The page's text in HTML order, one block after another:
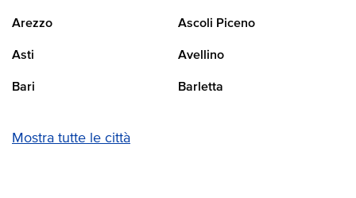
Arezzo Ascoli Piceno
Asti Avellino
Bari Barletta
Mostra tutte le città